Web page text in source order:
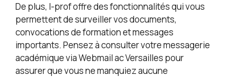
De plus, I-prof offre des fonctionnalités qui vous
permettent de surveiller vos documents,
convocations de formation et messages
importants. Pensez à consulter votre messagerie
académique via Webmail ac Versailles pour
assurer que vous ne manquiez aucune